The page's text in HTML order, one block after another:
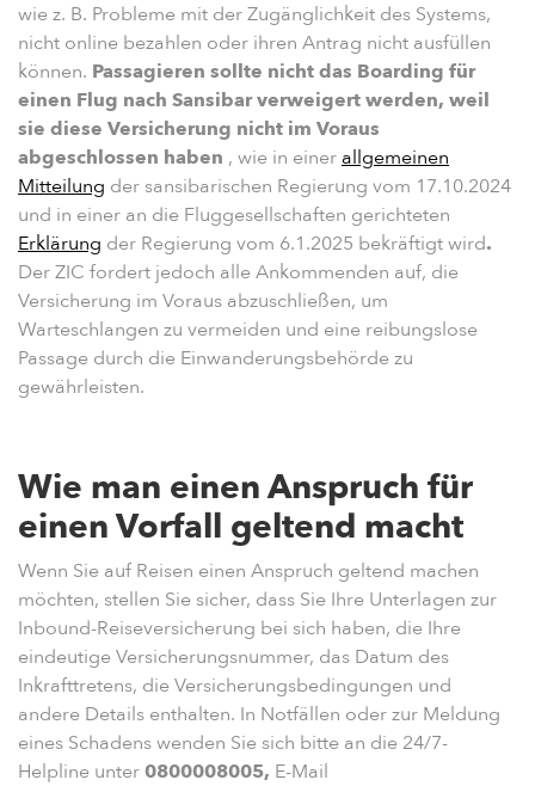
wie z. B. Probleme mit der Zugänglichkeit des Systems,
nicht online bezahlen oder ihren Antrag nicht ausfüllen
können. Passagieren sollte nicht das Boarding für
einen Flug nach Sansibar verweigert werden, weil
sie diese Versicherung nicht im Voraus
abgeschlossen haben , wie in einer allgemeinen
Mitteilung der sansibarischen Regierung vom 17.10.2024
und in einer an die Fluggesellschaften gerichteten
Erklärung der Regierung vom 6.1.2025 bekräftigt wird.
Der ZIC fordert jedoch alle Ankommenden auf, die
Versicherung im Voraus abzuschließen, um
Warteschlangen zu vermeiden und eine reibungslose
Passage durch die Einwanderungsbehörde zu
gewährleisten.
Wie man einen Anspruch für
einen Vorfall geltend macht
Wenn Sie auf Reisen einen Anspruch geltend machen
möchten, stellen Sie sicher, dass Sie Ihre Unterlagen zur
Inbound-Reiseversicherung bei sich haben, die Ihre
eindeutige Versicherungsnummer, das Datum des
Inkrafttretens, die Versicherungsbedingungen und
andere Details enthalten. In Notfällen oder zur Meldung
eines Schadens wenden Sie sich bitte an die 24/7-
Helpline unter0800008005, E-Mail